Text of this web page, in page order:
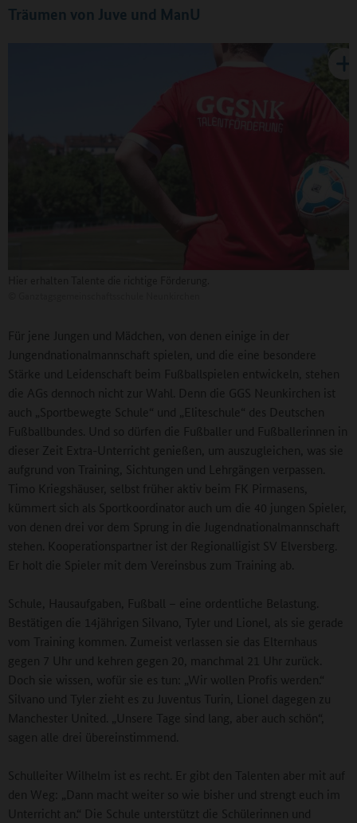
Träumen von Juve und ManU
Für jene Jungen und Mädchen, von denen einige in der
Jungendnationalmannschaft spielen, und die eine besondere
Stärke und Leidenschaft beim Fußballspielen entwickeln, stehen
die AGs dennoch nicht zur Wahl. Denn die GGS Neunkirchen ist
auch „Sportbewegte Schule“ und „Eliteschule“ des Deutschen
Fußballbundes. Und so dürfen die Fußballer und Fußballerinnen in
dieser Zeit Extra-Unterricht genießen, um auszugleichen, was sie
aufgrund von Training, Sichtungen und Lehrgängen verpassen.
Timo Kriegshäuser, selbst früher aktiv beim FK Pirmasens,
kümmert sich als Sportkoordinator auch um die 40 jungen Spieler,
von denen drei vor dem Sprung in die Jugendnationalmannschaft
stehen. Kooperationspartner ist der Regionalligist SV Elversberg.
Er holt die Spieler mit dem Vereinsbus zum Training ab.
Schule, Hausaufgaben, Fußball – eine ordentliche Belastung.
Bestätigen die 14jährigen Silvano, Tyler und Lionel, als sie gerade
vom Training kommen. Zumeist verlassen sie das Elternhaus
gegen 7 Uhr und kehren gegen 20, manchmal 21 Uhr zurück.
Doch sie wissen, wofür sie es tun: „Wir wollen Profis werden.“
Silvano und Tyler zieht es zu Juventus Turin, Lionel dagegen zu
Manchester United. „Unsere Tage sind lang, aber auch schön“,
sagen alle drei übereinstimmend.
Schulleiter Wilhelm ist es recht. Er gibt den Talenten aber mit auf
den Weg: „Dann macht weiter so wie bisher und strengt euch im
Unterricht an.“ Die Schule unterstützt die Schülerinnen und